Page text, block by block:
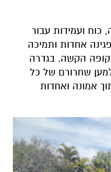
כוח ועמידות עבור
אחדות ותמיכה
הקשה. בגדרה
שחרורם של כל
אמונה ואחדות